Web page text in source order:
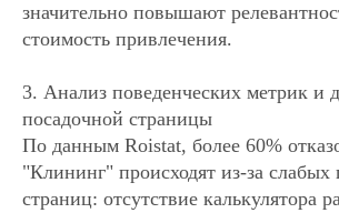
значительно повышают
стоимость привлечения.
3. Анализ поведенческих метрик и
посадочной страницы
По данным Roistat, более 60%
"Клининг" происходят из-за слабых
страниц: отсутствие калькулятора